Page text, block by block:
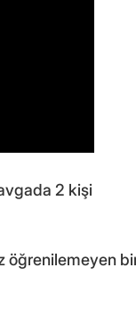
2 kişi
öğrenilemeyen